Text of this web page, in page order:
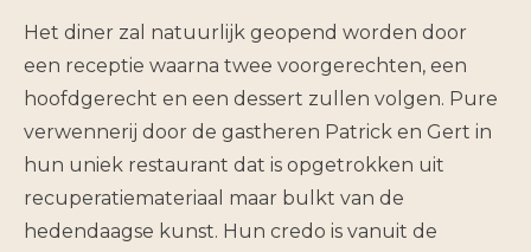
Het diner zal natuurlijk geopend worden door
een receptie waarna twee voorgerechten, een
hoofdgerecht en een dessert zullen volgen. Pure
verwennerij door de gastheren Patrick en Gert in
hun uniek restaurant dat is opgetrokken uit
recuperatiemateriaal maar bulkt van de
hedendaagse kunst. Hun credo is vanuit de